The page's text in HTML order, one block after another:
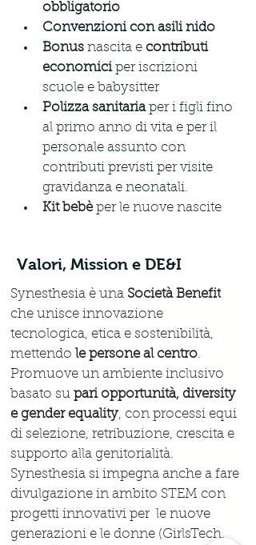
obbligatorio
Convenzioni con asili nido
Bonus nascita e contributi
economici per iscrizioni
scuole e babysitter
Polizza sanitaria per i figli fino
al primo anno di vita e per il
personale assunto con
contributi previsti per visite
gravidanza e neonatali.
Kit bebè per le nuove nascite
Synesthesia è una Società Benefit
che unisce innovazione
tecnologica, etica e sostenibilità,
mettendo le persone al centro.
Promuove un ambiente inclusivo
basato su pari opportunità, diversity
e gender equality, con processi equi
di selezione, retribuzione, crescita e
supporto alla genitorialità.
Synesthesia si impegna anche a fare
divulgazione in ambito STEM con
progetti innovativi per  le nuove
generazioni e le donne (GirlsTech,
Valori, Mission e DE&I